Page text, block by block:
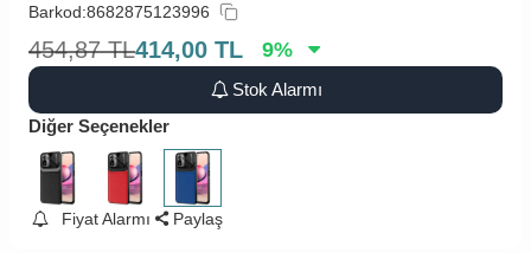
Barkod:8682875123996
454,87 TL414,00 TL 9%
Stok Alarmı
Diğer Seçenekler
Fiyat Alarmı Paylaş